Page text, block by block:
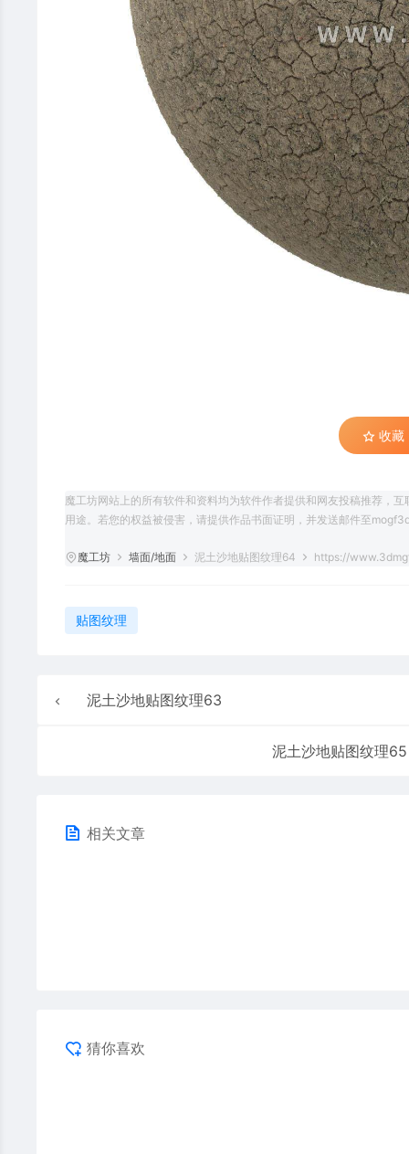
收藏
魔工坊网站上的所有软件和资料均为软件作者提供和网友投稿推荐，
用途。若您的权益被侵害，请提供作品书面证明，并发送邮件至
魔工坊 墙面/地面 泥土沙地贴图纹理64 https://
贴图纹理
泥土沙地贴图纹理63
泥土沙地贴图纹理65
相关文章
猜你喜欢